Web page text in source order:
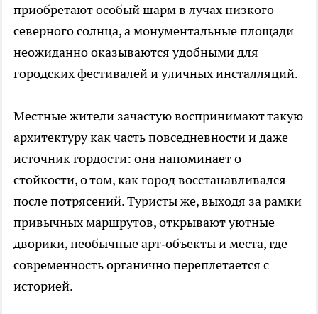
приобретают особый шарм в лучах низкого
северного солнца, а монументальные площади
неожиданно оказываются удобными для
городских фестивалей и уличных инсталляций.
Местные жители зачастую воспринимают такую
архитектуру как часть повседневности и даже
источник гордости: она напоминает о
стойкости, о том, как город восстанавливался
после потрясений. Туристы же, выходя за рамки
привычных маршрутов, открывают уютные
дворики, необычные арт‑объекты и места, где
современность органично переплетается с
историей.